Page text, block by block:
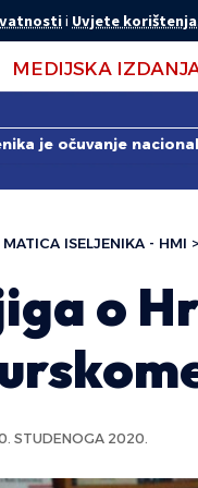
i Uvjete korištenja.
MEDIJSKA
je očuvanje
MATICA ISELJENIKA - HMI >
o
STUDENOGA 2020.